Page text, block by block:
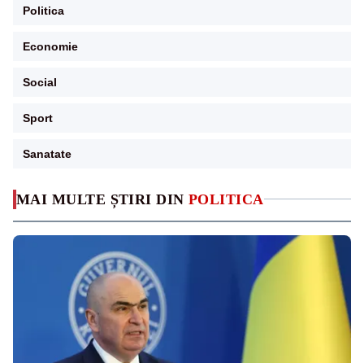
MAI MULTE ȘTIRI DIN POLITICA
Politica
Economie
Social
Sport
Sanatate